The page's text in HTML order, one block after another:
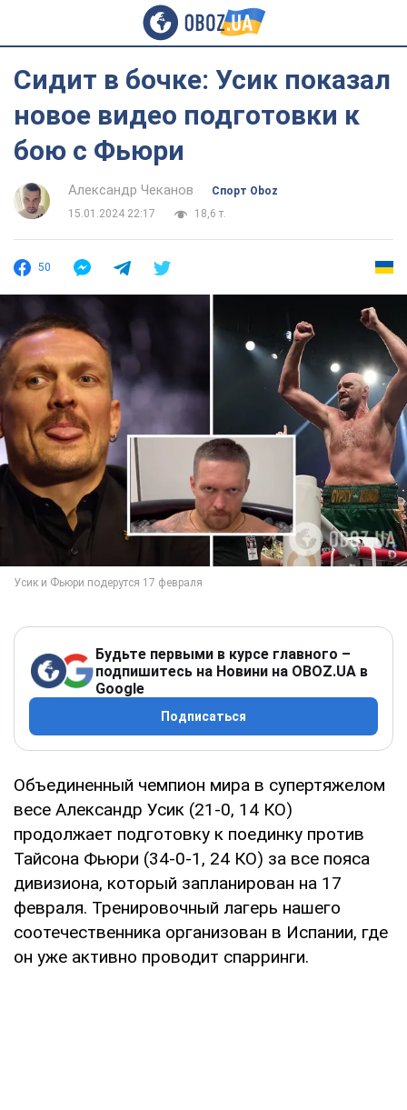
Сидит в бочке: Усик показал
новое видео подготовки к
бою с Фьюри
Александр Чеканов
Спорт Oboz
15.01.2024 22:17
18,6 т.
50
Будьте первыми в курсе главного –
подпишитесь на Новини на OBOZ.UA в
Google
Подписаться
Объединенный чемпион мира в супертяжелом
весе Александр Усик (21-0, 14 КО)
продолжает подготовку к поединку против
Тайсона Фьюри (34-0-1, 24 КО) за все пояса
дивизиона, который запланирован на 17
февраля. Тренировочный лагерь нашего
соотечественника организован в Испании, где
он уже активно проводит спарринги.